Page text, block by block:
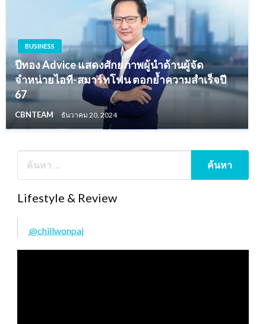
BUSINESS
ปีทอง Advice แสดงศักยภาพผู้นำด้านผู้จัด
จำหน่ายไอที-สมาร์ทโฟน ตอกย้ำความสำเร็จปี
67
CBNTEAM ธันวาคม 20, 2024
Lifestyle & Review
@chillwonpai